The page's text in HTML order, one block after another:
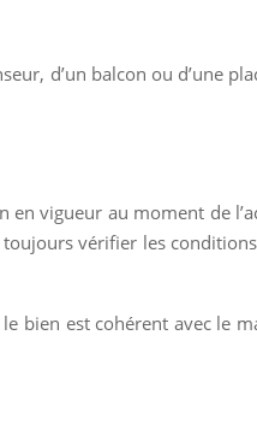
d’un balcon ou d’une
vigueur au moment de
vérifier les
bien est cohérent avec le